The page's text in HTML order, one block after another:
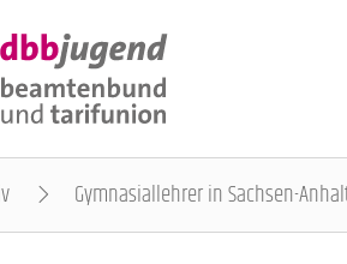
Gymnasiallehrer in Sachsen-